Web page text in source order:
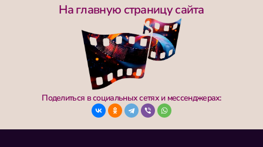
На главную страницу сайта
Поделиться в социальных сетях и мессенджерах: